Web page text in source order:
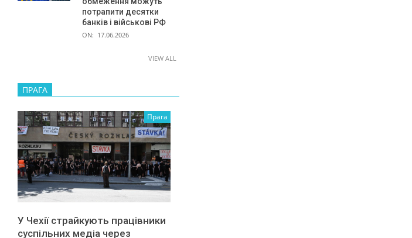
потрапити десятки
банків і військові РФ
ON: 17.06.2026
VIEW ALL
ПРАГА
Прага
У Чехії страйкують працівники
суспільних медіа через